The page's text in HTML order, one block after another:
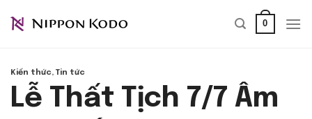
qua
0
Kiến thức, Tin tức
Lễ Thất Tịch 7/7 Âm